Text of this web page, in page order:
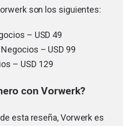
son los siguientes:
– USD 49
– USD 99
– USD 129
con Vorwerk?
esta reseña, Vorwerk es